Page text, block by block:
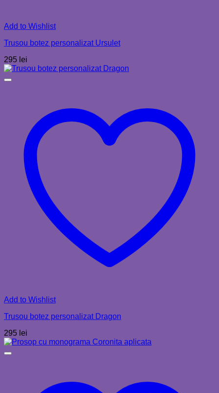
Add to Wishlist
Trusou botez personalizat Ursulet
295 lei
Add to Wishlist
Trusou botez personalizat Dragon
295 lei